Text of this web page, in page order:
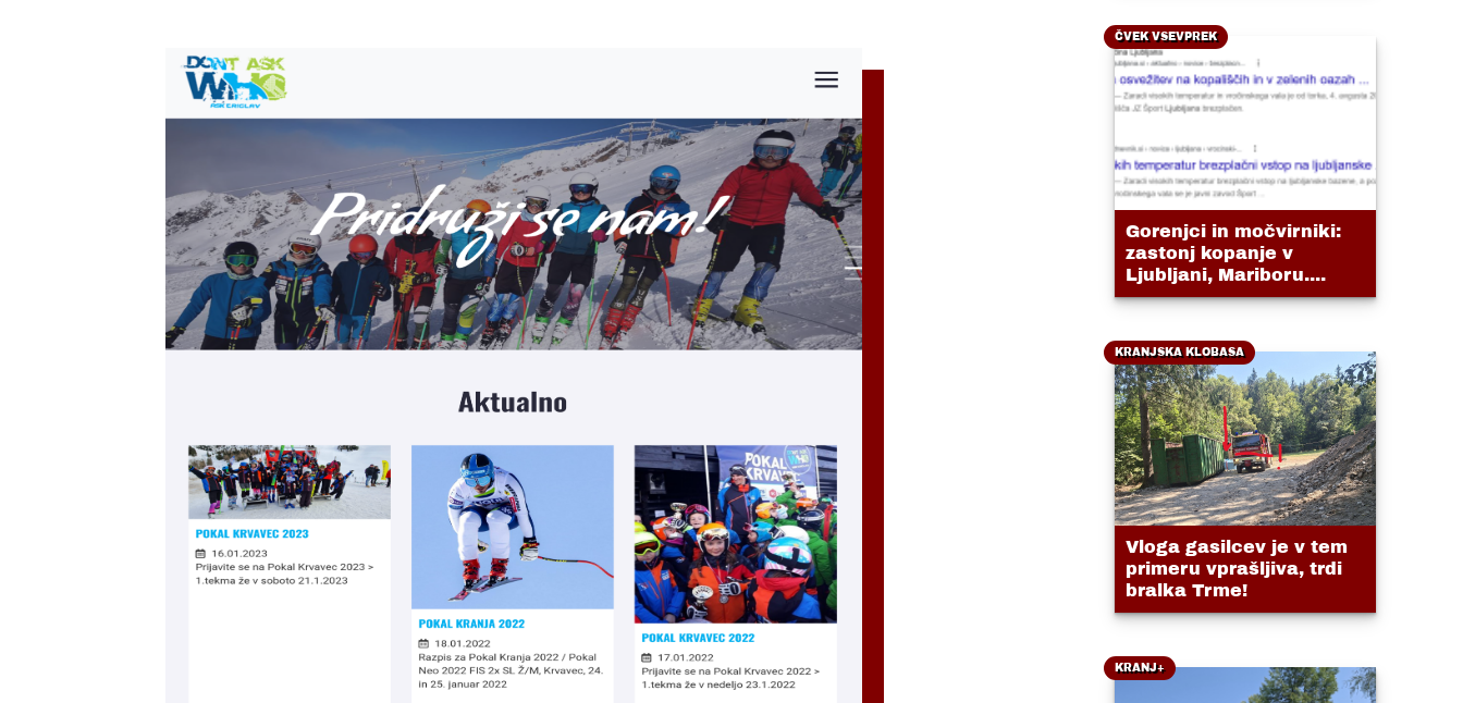
ČVEK VSEVPREK
Gorenjci in močvirniki:
zastonj kopanje v
Ljubljani, Mariboru....
KRANJSKA KLOBASA
Vloga gasilcev je v tem
primeru vprašljiva, trdi
bralka Trme!
KRANJ+